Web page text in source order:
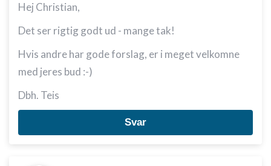
Hej Christian,
Det ser rigtig godt ud - mange tak!
Hvis andre har gode forslag, er i meget velkomne
med jeres bud :-)
Dbh. Teis
Svar